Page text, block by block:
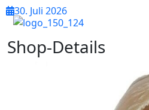
30. Juli 2026
Shop-Details